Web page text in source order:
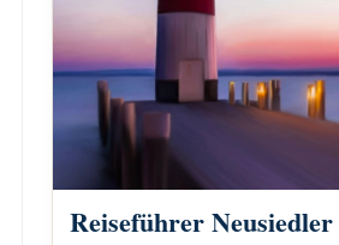
Reiseführer Neusiedler